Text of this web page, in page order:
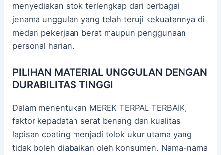
menyediakan stok terlengkap dari berbagai
jenama unggulan yang telah teruji kekuatannya di
medan pekerjaan berat maupun penggunaan
personal harian.
PILIHAN MATERIAL UNGGULAN DENGAN
DURABILITAS TINGGI
Dalam menentukan MEREK TERPAL TERBAIK,
faktor kepadatan serat benang dan kualitas
lapisan coating menjadi tolok ukur utama yang
tidak boleh diabaikan oleh konsumen. Nama-nama